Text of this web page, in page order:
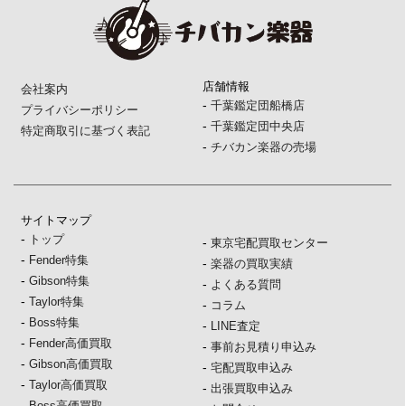
会社案内
プライバシーポリシー
特定商取引に基づく表記
店舗情報
- 千葉鑑定団船橋店
- 千葉鑑定団中央店
- チバカン楽器の売場
サイトマップ
- トップ
- Fender特集
-Gibson特集
-Taylor特集
- Boss特集
- Fender高価買取
-Gibson高価買取
-Taylor高価買取
- 東京宅配買取センター
- 楽器の買取実績
- よくある質問
- コラム
- LINE査定
- 事前お見積り申込み
- 宅配買取申込み
- 出張買取申込み